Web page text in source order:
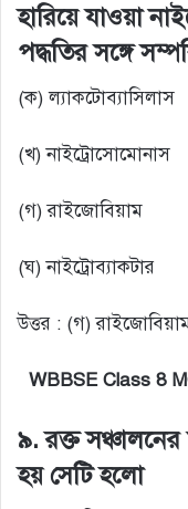
হারিয়ে যাওয়া
পদ্ধতির সঙ্গে
(ক) ল্যাকটোব্যাসিলাস
(খ) নাইট্রোসোমোনাস
(গ) রাইজোবিয়াম
(ঘ) নাইট্রোব্যাকটার
উত্তর : (গ)
WBBSE Class 8
৯. রক্ত সঞ্চালনের
হয় সেটি হলো